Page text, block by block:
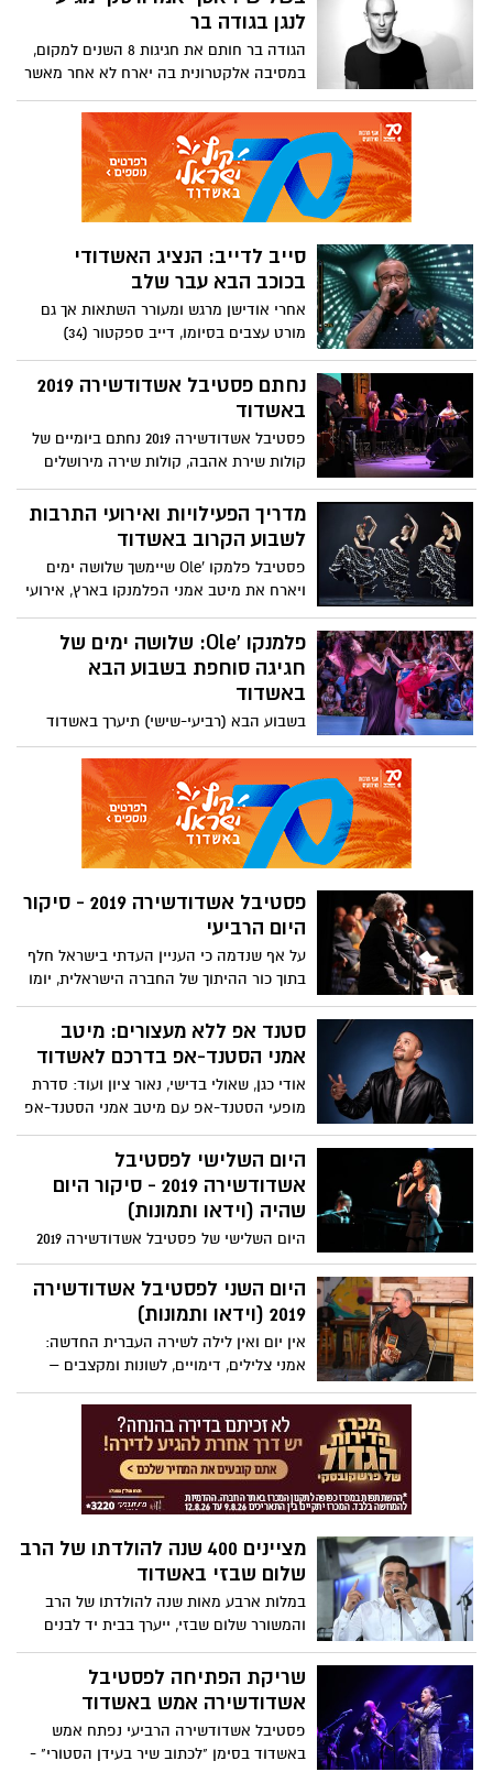
האשדודית – ספיר שאף מופיעה לראשונה
בקליפ שלו (צפו כאן).
לנגן בגודה בר
הגודה בר חותם את חגיגות 8 השנים למקום,
במסיבה אלקטרונית בה יארח לא אחר מאשר
אסף אמדורסקי שינגן ויינילים מהאוסף הפרטי
שלו – הכניסה חופשית
סייב לדייב: הנציג האשדודי
בכוכב הבא עבר שלב
אחרי אודישן מרגש ומעורר השתאות אך גם
מורט עצבים בסיומו, דייב ספקטור (34)
מאשדוד עובר לשלב הבא בתכנית ריאליטי
המוזיקה "הכוכב הבא"
נחתם פסטיבל אשדודשירה 2019
באשדוד
פסטיבל אשדודשירה 2019 נחתם ביומיים של
קולות שירת אהבה, קולות שירה מירושלים
ומחווה לשירי המשוררים העבריים הגדולים
ששם דגש על אהבה בסיפור, בשיר ובכל מה
שביניהם
מדריך הפעילויות ואירועי התרבות
לשבוע הקרוב באשדוד
פסטיבל פלמקו 'Ole שיימשך שלושה ימים
ויארח את מיטב אמני הפלמנקו בארץ, אירועי
חודש העלאת המודעות לאנשים עם צרכים
מיוחדים, מופעי סטנד-אפ ומוזיקה, הצגות
ופעילויות לילדים במחירים שווים לכל כיס
באשדוד
פלמנקו 'Ole: שלושה ימים של
חגיגה סוחפת בשבוע הבא
באשדוד
בשבוע הבא (רביעי-שישי) תיערך באשדוד
חגיגה שכולה פלמנקו 'Ole עם מגוון מופעים
בהשתתפות מיטב אמני הפלמנקו בישראל
במסגרת הפעילות של מרחב יצירה אשדוד.
האירוע יתקיים במשך שלושה ימים בשלושה
מוקדים שונים: מרכז קהילתי בית לברון,
המוזאון לתרבות הפלשתים ע"ש קורין ממן
הכניסה חופשית
פסטיבל אשדודשירה 2019 - סיקור
היום הרביעי
על אף שנדמה כי העניין העדתי בישראל חלף
בתוך כור ההיתוך של החברה הישראלית, יומו
הרביעי של פסטיבל אשדודשירה שם דגש על
שירה עברית שפורצת גבולות עם יוצרים
שמתעמתים עם הנוסח השירי הקיים,
החדשה ובוחנים מחדש את דרך הגשתו של
השיר מבחינת הלשון, התוכן והצורה - כל
אירועי יומו הרביעי של פסטיבל השירה הגדול
בארץ ומה מחכה לכם הערב
סטנד אפ ללא מעצורים: מיטב
אמני הסטנד-אפ בדרכם לאשדוד
אודי כגן, שאולי בדישי, נאור ציון ועוד: סדרת
מופעי הסטנד-אפ עם מיטב אמני הסטנד-אפ
בישראל בבית יד לבנים אשדוד ממשיכה בכל
הכח – מה בתפריט?
היום השלישי לפסטיבל
אשדודשירה 2019 - סיקור היום
שהיה (וידאו ותמונות)
היום השלישי של פסטיבל אשדודשירה 2019
שילב בין הקלאסיקה של הספרות והשירה
העברית דרך משוררים וסופרים לאמנים
ויוצרים שהביאו את הקהל לשיאים חדשים של
הגדול בארץ, ומה מחכה לכם הערב?
היום השני לפסטיבל אשדודשירה
2019 (וידאו ותמונות)
אין יום ואין לילה לשירה העברית החדשה:
אמני צלילים, דימויים, לשונות ומקצבים –
פסטיבל אשדודשירה ממשיך להפיץ את
השירה הישראלית בתקופה בה העלאת סטורי
לרשתות החברתיות הפכה לחלק משגרת היום
שלנו. אירועי ליל אמש בפסטיבל השירה
הגדול בארץ וכל מה שמחכה לכם היום
מציינים 400 שנה להולדתו של הרב
שלום שבזי באשדוד
במלות ארבע מאות שנה להולדתו של הרב
והמשורר שלום שבזי, ייערך בבית יד לבנים
אשדוד מושב אקדמי בשילוב מופע אמנותי
בהשתתפות אביהו מדינה, ציון גולן וגילה
בשארי - הפרטים בכתבה
שריקת הפתיחה לפסטיבל
אשדודשירה אמש באשדוד
פסטיבל אשדודשירה הרביעי נפתח אמש
באשדוד בסימן "לכתוב שיר בעידן הסטורי" -